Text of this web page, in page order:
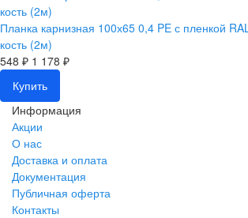
Планка карнизная 100х65 0,4 PE с пленкой
кость (2м)
548 ₽ 1 178 ₽
Купить
Информация
Акции
О нас
Доставка и оплата
Документация
Публичная оферта
Контакты